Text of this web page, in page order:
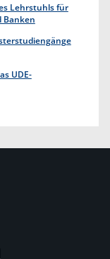
Lehrstuhls für
Banken
UDE-